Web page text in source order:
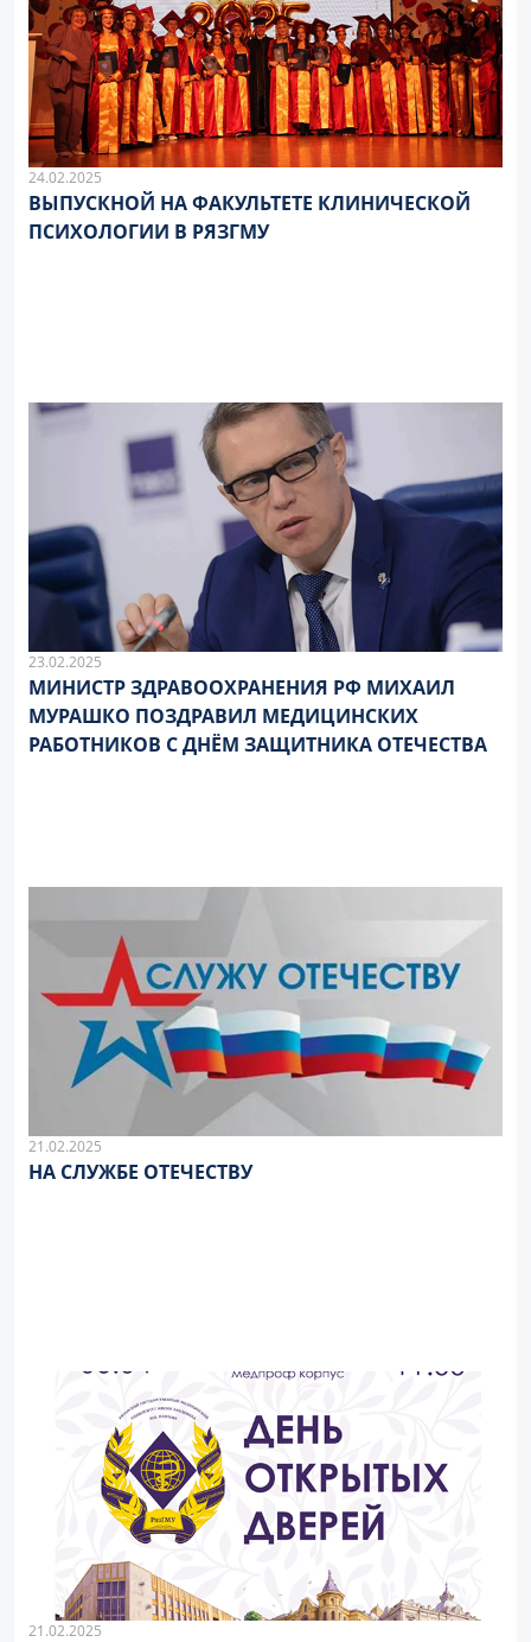
24.02.2025
ВЫПУСКНОЙ НА ФАКУЛЬТЕТЕ КЛИНИЧЕСКОЙ
ПСИХОЛОГИИ В РЯЗГМУ
23.02.2025
МИНИСТР ЗДРАВООХРАНЕНИЯ РФ МИХАИЛ
МУРАШКО ПОЗДРАВИЛ МЕДИЦИНСКИХ
РАБОТНИКОВ С ДНЁМ ЗАЩИТНИКА ОТЕЧЕСТВА
21.02.2025
НА СЛУЖБЕ ОТЕЧЕСТВУ
21.02.2025